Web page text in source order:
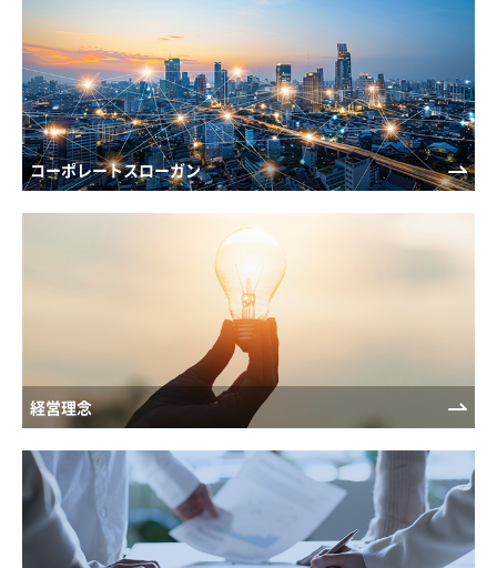
コーポレートスローガン
経営理念